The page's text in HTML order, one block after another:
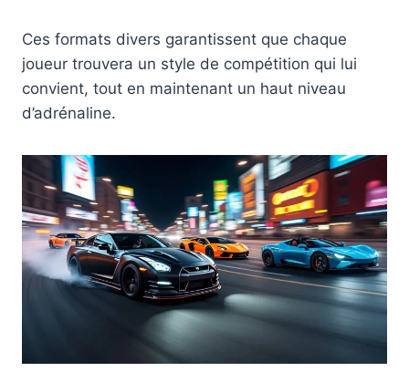
Ces formats divers garantissent que chaque
joueur trouvera un style de compétition qui lui
convient, tout en maintenant un haut niveau
d’adrénaline.